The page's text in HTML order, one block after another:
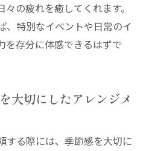
の疲れを癒してくれます。
、特別なイベントや日常のイ
を存分に体感できるはずで
大切にしたアレンジメ
する際には、季節感を大切に